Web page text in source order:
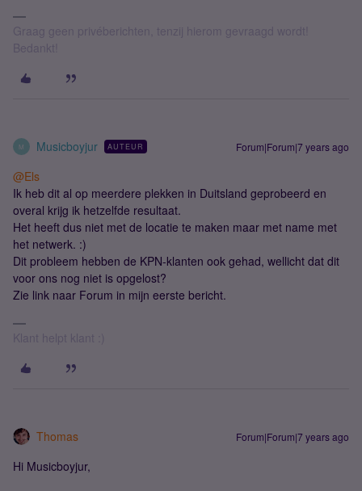
Graag geen privéberichten, tenzij hierom gevraagd wordt!
Bedankt!
M Musicboyjur AUTEUR Forum|Forum|7 years ago
@Els
Ik heb dit al op meerdere plekken in Duitsland geprobeerd en
overal krijg ik hetzelfde resultaat.
Het heeft dus niet met de locatie te maken maar met name met
het netwerk. :)
Dit probleem hebben de KPN-klanten ook gehad, wellicht dat dit
voor ons nog niet is opgelost?
Zie link naar Forum in mijn eerste bericht.
Klant helpt klant :)
Thomas Forum|Forum|7 years ago
Hi Musicboyjur,